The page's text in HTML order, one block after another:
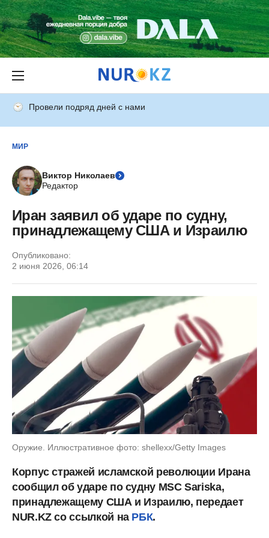
Провели подряд дней с нами
МИР
Виктор Николаев
Редактор
Иран заявил об ударе по судну,
принадлежащему США и Израилю
Опубликовано:
2 июня 2026, 06:14
Оружие. Иллюстративное фото: shellexx/Getty Images
Корпус стражей исламской революции Ирана
сообщил об ударе по судну MSC Sariska,
принадлежащему США и Израилю, передает
NUR.KZ со ссылкой на РБК.